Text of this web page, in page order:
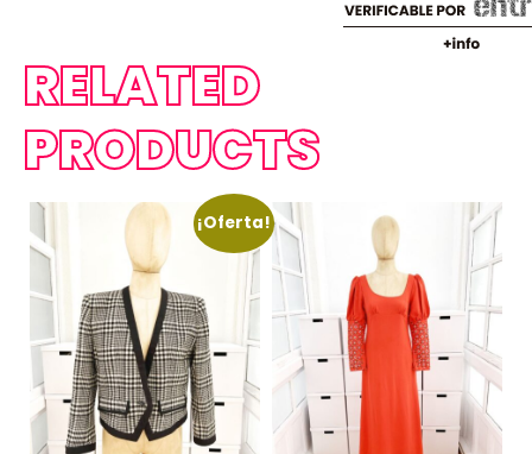
RELATED
PRODUCTS
¡Oferta!